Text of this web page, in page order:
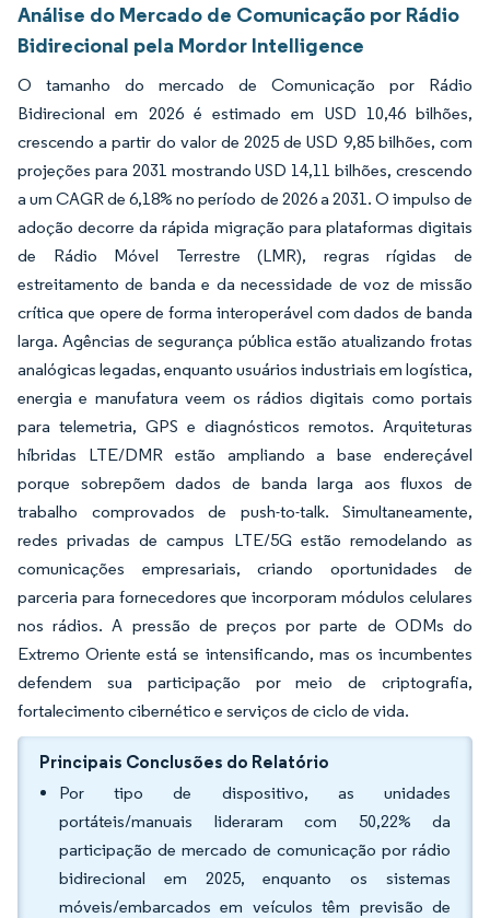
Análise do Mercado de Comunicação por Rádio
Bidirecional pela Mordor Intelligence
O tamanho do mercado de Comunicação por Rádio
Bidirecional em 2026 é estimado em USD 10,46 bilhões,
crescendo a partir do valor de 2025 de USD 9,85 bilhões, com
projeções para 2031 mostrando USD 14,11 bilhões, crescendo
a um CAGR de 6,18% no período de 2026 a 2031. O impulso de
adoção decorre da rápida migração para plataformas digitais
de Rádio Móvel Terrestre (LMR), regras rígidas de
estreitamento de banda e da necessidade de voz de missão
crítica que opere de forma interoperável com dados de banda
larga. Agências de segurança pública estão atualizando frotas
analógicas legadas, enquanto usuários industriais em logística,
energia e manufatura veem os rádios digitais como portais
para telemetria, GPS e diagnósticos remotos. Arquiteturas
híbridas LTE/DMR estão ampliando a base endereçável
porque sobrepõem dados de banda larga aos fluxos de
trabalho comprovados de push-to-talk. Simultaneamente,
redes privadas de campus LTE/5G estão remodelando as
comunicações empresariais, criando oportunidades de
parceria para fornecedores que incorporam módulos celulares
nos rádios. A pressão de preços por parte de ODMs do
Extremo Oriente está se intensificando, mas os incumbentes
defendem sua participação por meio de criptografia,
fortalecimento cibernético e serviços de ciclo de vida.
Principais Conclusões do Relatório
Por tipo de dispositivo, as unidades
portáteis/manuais lideraram com 50,22% da
participação de mercado de comunicação por rádio
bidirecional em 2025, enquanto os sistemas
móveis/embarcados em veículos têm previsão de